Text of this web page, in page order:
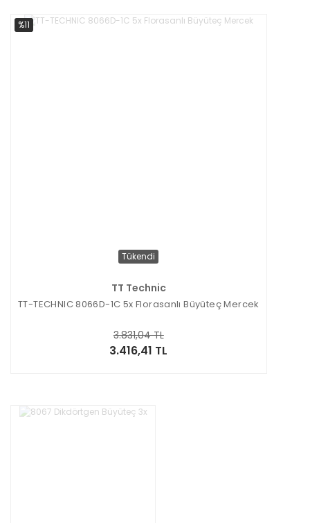
%11
Tükendi
TT Technic
TT-TECHNIC 8066D-1C 5x Florasanlı Büyüteç Mercek
3.416,41 TL
3.831,04 TL